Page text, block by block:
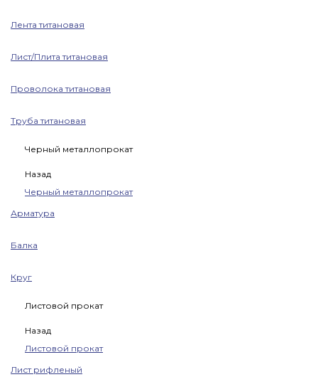
Лента титановая
Лист/Плита титановая
Проволока титановая
Труба титановая
Черный металлопрокат
Назад
Черный металлопрокат
Арматура
Балка
Круг
Листовой прокат
Назад
Листовой прокат
Лист рифленый